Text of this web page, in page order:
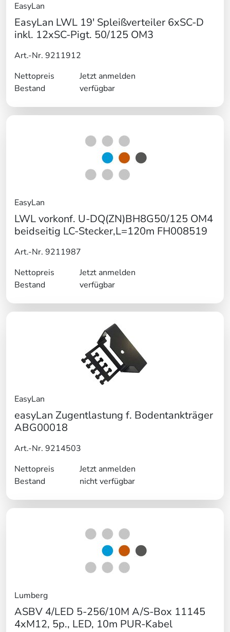
EasyLan
EasyLan LWL 19' Spleißverteiler 6xSC-D
inkl. 12xSC-Pigt. 50/125 OM3
Art.-Nr. 9211912
Nettopreis
Jetzt anmelden
Bestand
verfügbar
EasyLan
LWL vorkonf. U-DQ(ZN)BH8G50/125 OM4
beidseitig LC-Stecker,L=120m FH008519
Art.-Nr. 9211987
Nettopreis
Jetzt anmelden
Bestand
verfügbar
EasyLan
easyLan Zugentlastung f. Bodentankträger
ABG00018
Art.-Nr. 9214503
Nettopreis
Jetzt anmelden
Bestand
nicht verfügbar
Lumberg
ASBV 4/LED 5-256/10M A/S-Box 11145
4xM12, 5p., LED, 10m PUR-Kabel